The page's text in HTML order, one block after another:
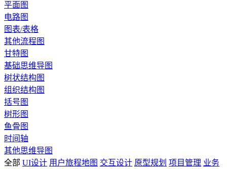
平面图
电路图
图表/表格
其他流程图
甘特图
基础思维导图
树状结构图
组织结构图
括号图
树形图
鱼骨图
时间轴
其他思维导图
全部 UI设计 用户旅程地图 交互设计 原型规划 项目管理 业务